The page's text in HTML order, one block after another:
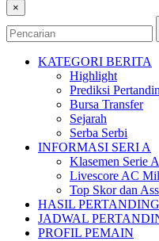
×
KATEGORI BERITA
Highlight
Prediksi
Bursa Transfer
Sejarah
Serba Serbi
INFORMASI SERI A
Klasemen Serie A
Livescore AC
Top Skor dan
HASIL
JADWAL
PROFIL PEMAIN